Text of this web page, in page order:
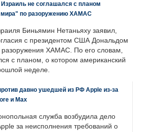
Израиль не соглашался с планом
мира" по разоружению ХАМАС
Биньямин Нетаньяху заявил,
с президентом США Дональдом
ХАМАС. По его словам,
с планом, о котором американский
неделе.
давно ушедшей из РФ Apple из-за
и Max
служба возбудила дело
за неисполнения требований о